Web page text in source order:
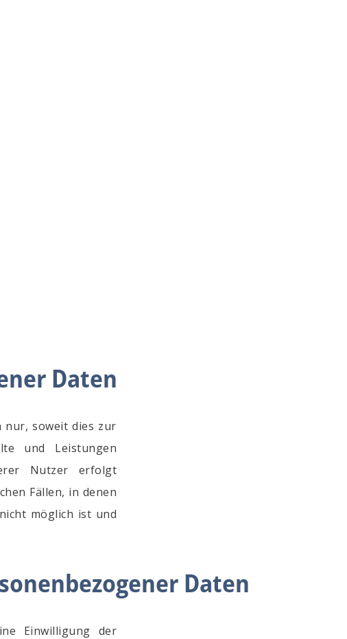
Daten
nur, soweit dies zur
und Leistungen
Nutzer erfolgt
Fällen, in denen
möglich ist und
Daten
Einwilligung der